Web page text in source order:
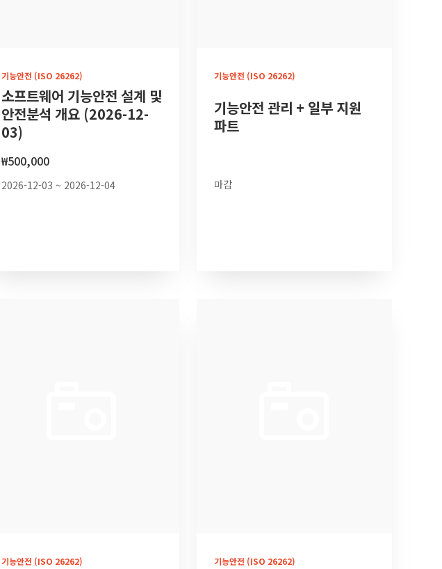
소프트웨어 기능안전 설계 및
안전분석 개요 (2026-12-
03)
₩500,000
기능안전 (ISO 26262)
2026-12-03 ~ 2026-12-04
기능안전 관리 + 일부 지원
파트
기능안전 (ISO 26262)
마감
기능안전 (ISO 26262) 기능안전 (ISO 26262)